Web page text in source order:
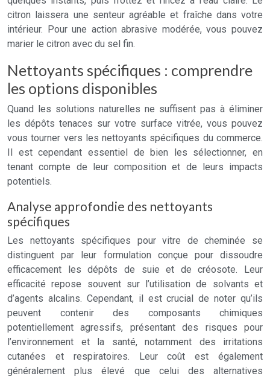
citron laissera une senteur agréable et fraîche dans votre
intérieur. Pour une action abrasive modérée, vous pouvez
marier le citron avec du sel fin.
Nettoyants spécifiques : comprendre
les options disponibles
Quand les solutions naturelles ne suffisent pas à éliminer
les dépôts tenaces sur votre surface vitrée, vous pouvez
vous tourner vers les nettoyants spécifiques du commerce.
Il est cependant essentiel de bien les sélectionner, en
tenant compte de leur composition et de leurs impacts
potentiels.
Analyse approfondie des nettoyants
spécifiques
Les nettoyants spécifiques pour vitre de cheminée se
distinguent par leur formulation conçue pour dissoudre
efficacement les dépôts de suie et de créosote. Leur
efficacité repose souvent sur l’utilisation de solvants et
d’agents alcalins. Cependant, il est crucial de noter qu’ils
peuvent contenir des composants chimiques
potentiellement agressifs, présentant des risques pour
l’environnement et la santé, notamment des irritations
cutanées et respiratoires. Leur coût est également
généralement plus élevé que celui des alternatives